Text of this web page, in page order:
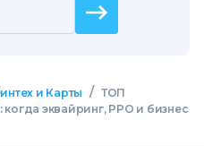
и Карты / ТОП
эквайринг, РРО и бизнес